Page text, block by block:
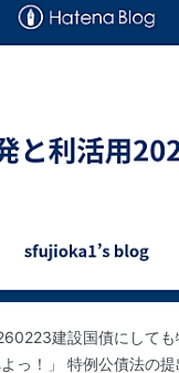
建設国債にしても
っ！」 特例公債法の